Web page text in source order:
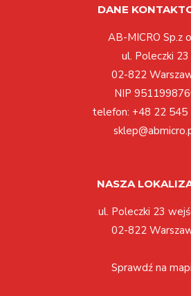
DANE
AB-MICRO Sp.z
ul. Poleczki 23
02-822
NIP
telefon: +48 22 545
NASZA
ul. Poleczki 23
02-822
Sprawdź na